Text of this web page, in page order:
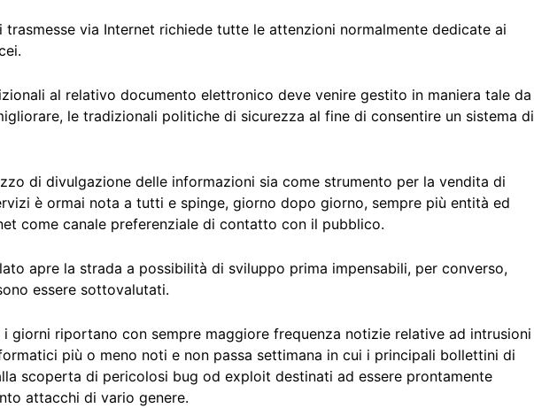
via Internet richiede tutte le attenzioni normalmente dedicate ai
al relativo documento elettronico deve venire gestito in maniera tale da
le tradizionali politiche di sicurezza al fine di consentire un sistema di
di divulgazione delle informazioni sia come strumento per la vendita di
è ormai nota a tutti e spinge, giorno dopo giorno, sempre più entità ed
come canale preferenziale di contatto con il pubblico.
apre la strada a possibilità di sviluppo prima impensabili, per converso,
essere sottovalutati.
giorni riportano con sempre maggiore frequenza notizie relative ad intrusioni
più o meno noti e non passa settimana in cui i principali bollettini di
scoperta di pericolosi bug od exploit destinati ad essere prontamente
attacchi di vario genere.